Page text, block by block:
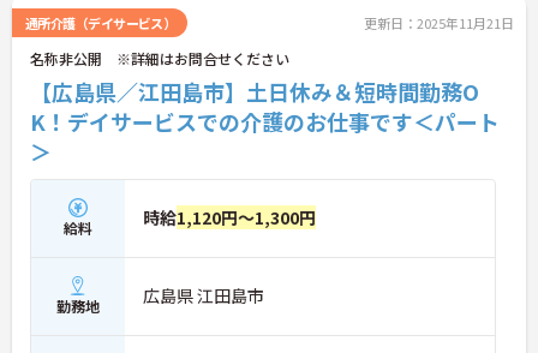
詳細をお話いたしますので、お気軽にご相談くださ
い。
通所介護（デイサービス） 更新日：2025年11月21日
名称非公開 ※詳細はお問合せください
【広島県／江田島市】土日休み＆短時間勤務O
K！デイサービスでの介護のお仕事です＜パート
＞
給料 時給1,120円～1,300円
勤務地 広島県 江田島市